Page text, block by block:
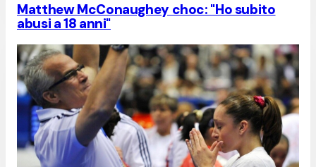
Matthew McConaughey choc: "Ho subito
abusi a 18 anni"